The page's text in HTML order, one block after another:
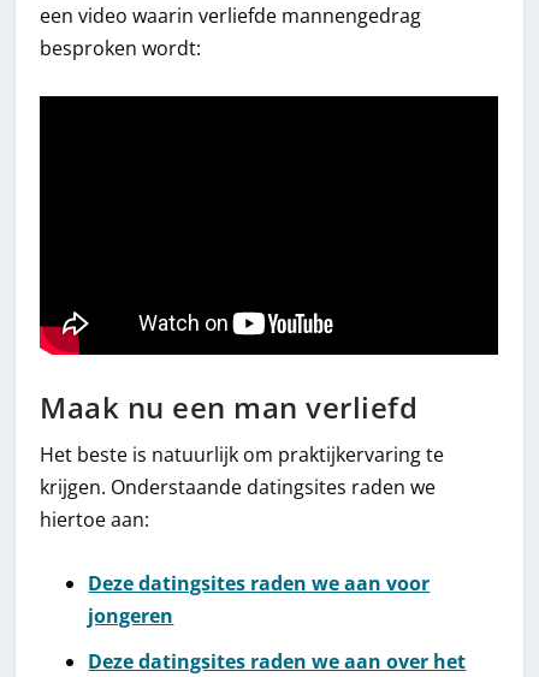
een video waarin verliefde mannengedrag
besproken wordt:
Maak nu een man verliefd
Het beste is natuurlijk om praktijkervaring te
krijgen. Onderstaande datingsites raden we
hiertoe aan:
Deze datingsites raden we aan voor
jongeren
Deze datingsites raden we aan over het